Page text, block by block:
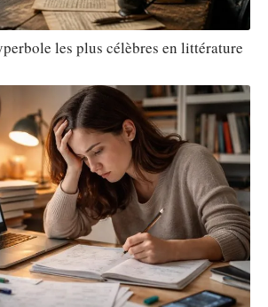
les plus célèbres en littérature